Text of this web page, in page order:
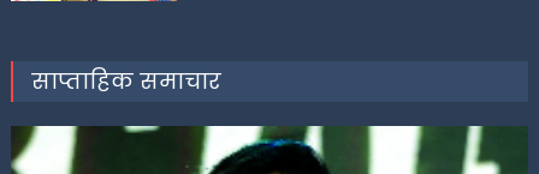
साप्ताहिक समाचार